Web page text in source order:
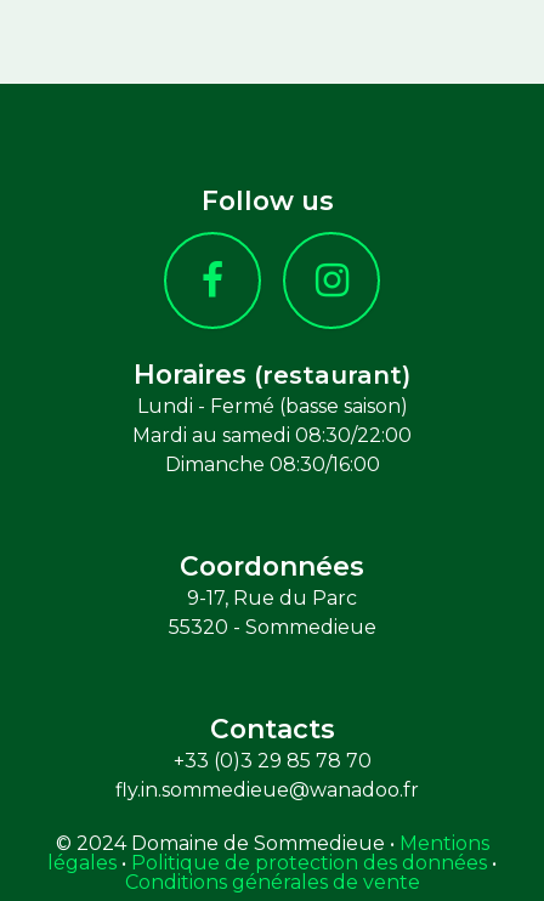
Follow us
Horaires (restaurant)
Lundi - Fermé (basse saison)
Mardi au samedi 08:30/22:00
Dimanche 08:30/16:00
Coordonnées
9-17, Rue du Parc
55320 - Sommedieue
Contacts
+33 (0)3 29 85 78 70
fly.in.sommedieue@wanadoo.fr
© 2024 Domaine de Sommedieue • Mentions
légales • Politique de protection des données •
Conditions générales de vente